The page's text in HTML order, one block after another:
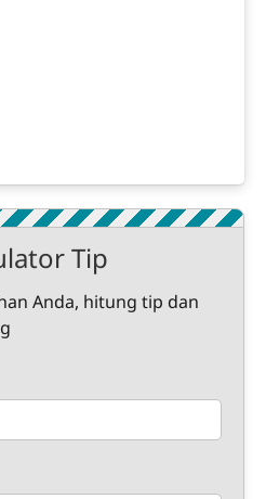
Tip
Anda, hitung tip dan